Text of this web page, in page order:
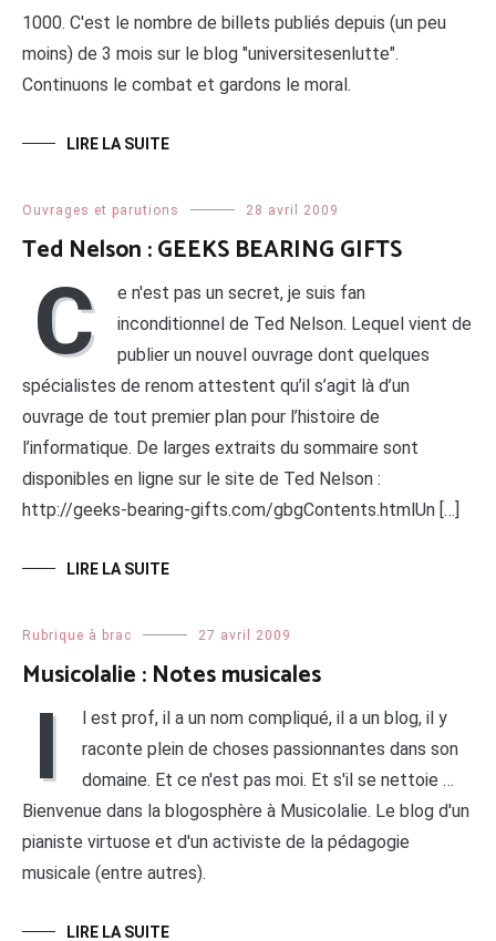
1000. C'est le nombre de billets publiés depuis (un peu
moins) de 3 mois sur le blog "universitesenlutte".
Continuons le combat et gardons le moral.
LIRE LA SUITE
Ouvrages et parutions 28 avril 2009
Ted Nelson : GEEKS BEARING GIFTS
C
e n'est pas un secret, je suis fan
inconditionnel de Ted Nelson. Lequel vient de
publier un nouvel ouvrage dont quelques
spécialistes de renom attestent qu’il s’agit là d’un
ouvrage de tout premier plan pour l’histoire de
l’informatique. De larges extraits du sommaire sont
disponibles en ligne sur le site de Ted Nelson :
http://geeks-bearing-gifts.com/gbgContents.htmlUn […]
LIRE LA SUITE
Rubrique à brac 27 avril 2009
Musicolalie : Notes musicales
I
l est prof, il a un nom compliqué, il a un blog, il y
raconte plein de choses passionnantes dans son
domaine. Et ce n'est pas moi. Et s'il se nettoie …
Bienvenue dans la blogosphère à Musicolalie. Le blog d'un
pianiste virtuose et d'un activiste de la pédagogie
musicale (entre autres).
LIRE LA SUITE